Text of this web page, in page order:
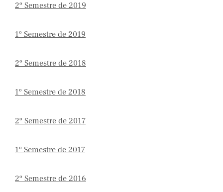
2º Semestre de 2019
1º Semestre de 2019
2º Semestre de 2018
1º Semestre de 2018
2º Semestre de 2017
1º Semestre de 2017
2º Semestre de 2016